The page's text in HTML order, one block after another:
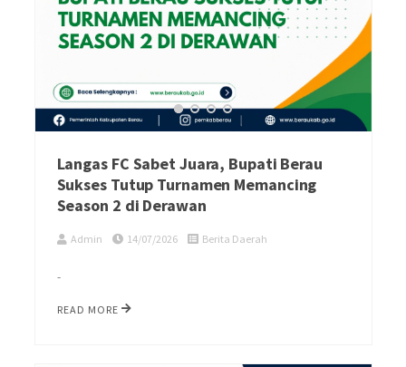
Langas FC Sabet Juara, Bupati Berau
Sukses Tutup Turnamen Memancing
Season 2 di Derawan
Admin 14/07/2026 Berita Daerah
-
READ MORE